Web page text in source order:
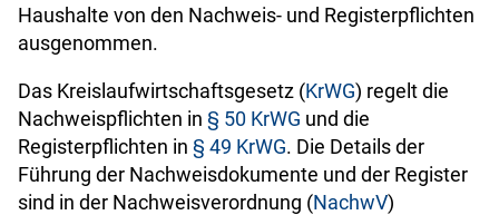
Haushalte von den Nachweis- und Registerpflichten
ausgenommen.
Das Kreislaufwirtschaftsgesetz (KrWG) regelt die
Nachweispflichten in § 50 KrWG und die
Registerpflichten in § 49 KrWG. Die Details der
Führung der Nachweisdokumente und der Register
sind in der Nachweisverordnung (NachwV)